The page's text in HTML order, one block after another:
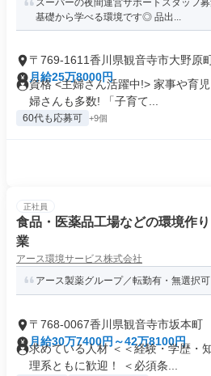
スーパーの夜間運営サポートスタッフ
基礎から学べる環境です◎ 品出...
〒769-1611香川県観音寺市大野原
月給25万8000円
資格 <主婦さん活躍中!> 家事や育
婦さんも多数! 「子育て...
60代も応募可 +9個
正社員
食品・医薬品工場などの環境作
業
アース環境サービス株式会社
アース製薬グループ／転勤有・無選択
〒768-0067香川県観音寺市坂本町
月給30万7400円～42万8100円
求めている人材 ＜＜経験・学歴・
理系ともに歓迎！ ＜必須条...